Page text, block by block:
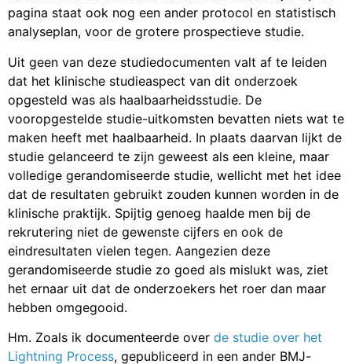
pagina staat ook nog een ander protocol en statistisch
analyseplan, voor de grotere prospectieve studie.
Uit geen van deze studiedocumenten valt af te leiden
dat het klinische studieaspect van dit onderzoek
opgesteld was als haalbaarheidsstudie. De
vooropgestelde studie-uitkomsten bevatten niets wat te
maken heeft met haalbaarheid. In plaats daarvan lijkt de
studie gelanceerd te zijn geweest als een kleine, maar
volledige gerandomiseerde studie, wellicht met het idee
dat de resultaten gebruikt zouden kunnen worden in de
klinische praktijk. Spijtig genoeg haalde men bij de
rekrutering niet de gewenste cijfers en ook de
eindresultaten vielen tegen. Aangezien deze
gerandomiseerde studie zo goed als mislukt was, ziet
het ernaar uit dat de onderzoekers het roer dan maar
hebben omgegooid.
Hm. Zoals ik documenteerde over de studie over het
Lightning Process, gepubliceerd in een ander BMJ-